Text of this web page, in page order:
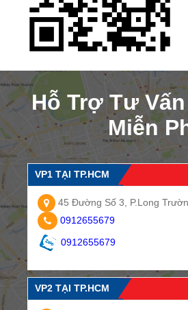
Hỗ Trợ Tư
Miễn
VP1 TẠI TP.HCM
45 Đường Số 3, P.Long
0912655679
0912655679
VP2 TẠI TP.HCM